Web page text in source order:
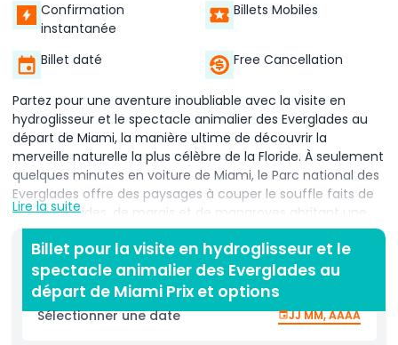
Confirmation
instantanée
Billets Mobiles
Billet daté Free Cancellation
Partez pour une aventure inoubliable avec la visite en
hydroglisseur et le spectacle animalier des Everglades au
départ de Miami, la manière ultime de découvrir la
merveille naturelle la plus célèbre de la Floride. À seulement
quelques minutes en voiture de Miami, le Parc national des
Everglades offre des paysages à couper le souffle faits de
zones humides, de marais et de mangroves abritant une
incroyable variété d'animaux. Montez à bord d'un
hydroglisseur à grande vitesse et glissez sur la « Rivière
d'herbe » pendant que votre guide partage des
informations fascinantes sur l'histoire, l'écologie et
l'écosystème unique des Everglades. Ressentez l'adrénaline
en explorant cet environnement unique, en repérant des
Lire la suite
Billet pour la visite en hydroglisseur et le
spectacle animalier des Everglades au
départ de Miami Prix et options
Sélectionner une date JJ MM, AAAA